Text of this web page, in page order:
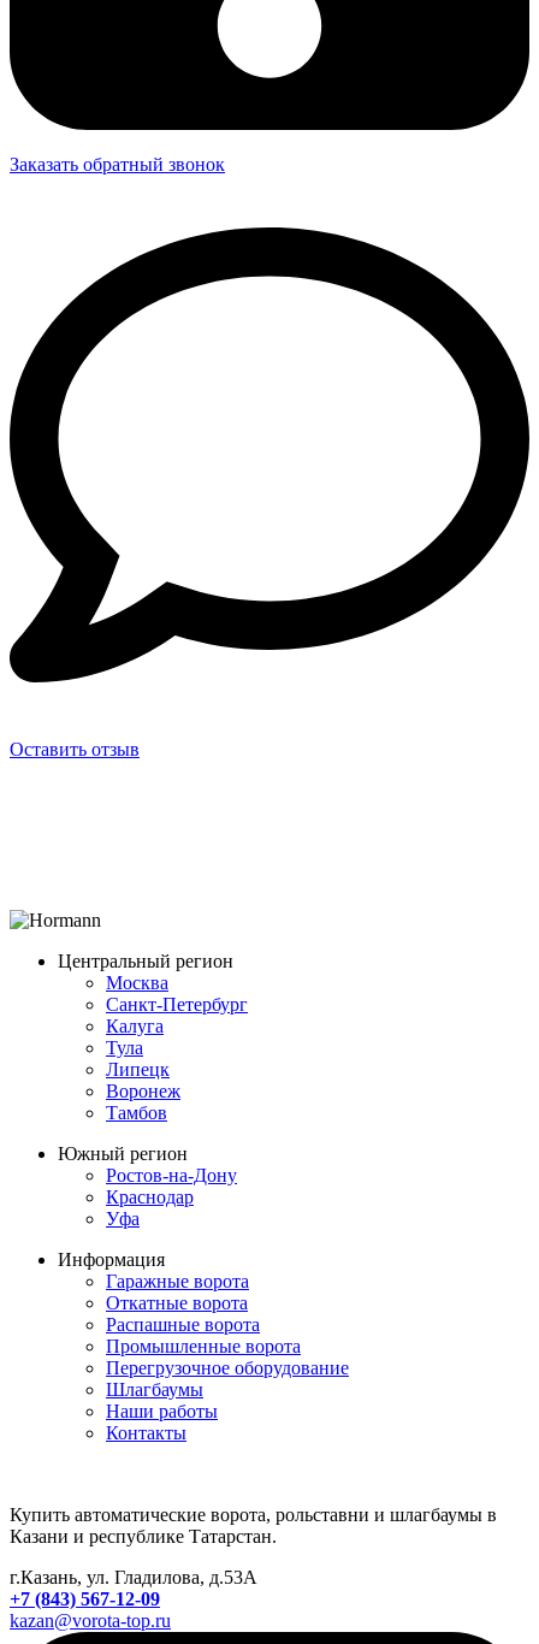
Заказать обратный звонок
Оставить отзыв
Центральный регион
Москва
Санкт-Петербург
Калуга
Тула
Липецк
Воронеж
Тамбов
Южный регион
Ростов-на-Дону
Краснодар
Уфа
Информация
Гаражные ворота
Откатные ворота
Распашные ворота
Промышленные ворота
Перегрузочное оборудование
Шлагбаумы
Наши работы
Контакты
Купить автоматические ворота, рольставни и шлагбаумы в
Казани и республике Татарстан.
г.Казань, ул. Гладилова, д.53А
+7 (843) 567-12-09
kazan@vorota-top.ru